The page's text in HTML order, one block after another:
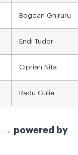
Bogdan Ghiruru
Endi Tudor
Ciprian Nita
Radu Gulie
→ powered by